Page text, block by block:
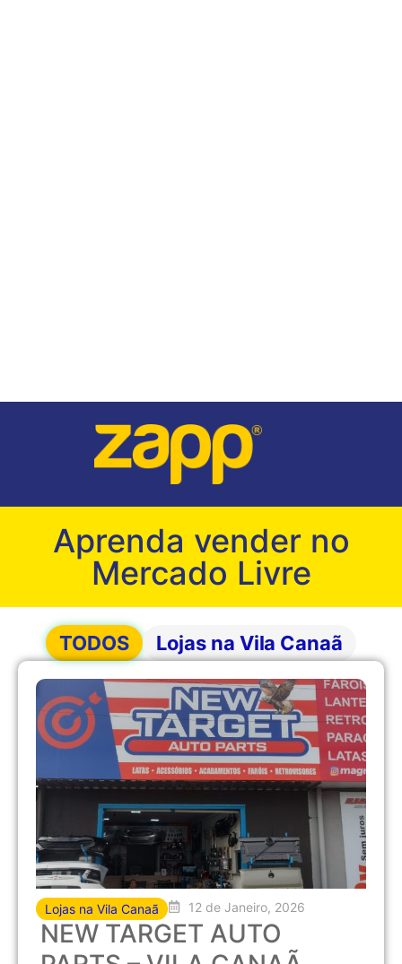
Aprenda vender no
Mercado Livre
Lojas na Vila Canaã
TODOS
Lojas na Vila Canaã 12 de Janeiro, 2026
NEW TARGET AUTO